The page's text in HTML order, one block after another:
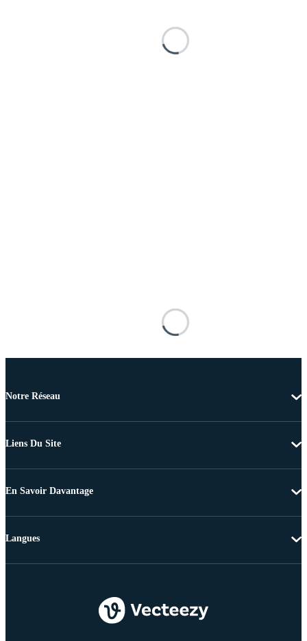
Notre Réseau
Liens Du Site
En Savoir Davantage
Langues